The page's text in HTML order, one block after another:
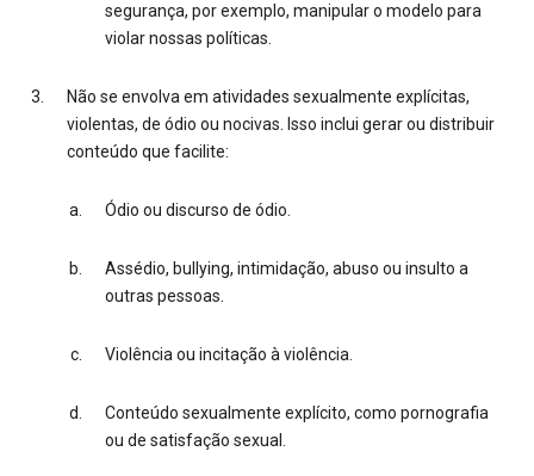
segurança, por exemplo, manipular o modelo para
violar nossas políticas.
Não se envolva em atividades sexualmente explícitas,
violentas, de ódio ou nocivas. Isso inclui gerar ou distribuir
conteúdo que facilite:
Ódio ou discurso de ódio.
Assédio, bullying, intimidação, abuso ou insulto a
outras pessoas.
Violência ou incitação à violência.
Conteúdo sexualmente explícito, como pornografia
ou de satisfação sexual.